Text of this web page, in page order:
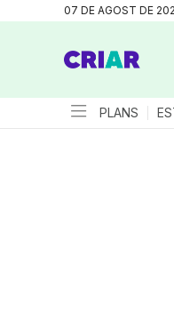
07 DE AGOST DE
PLANS